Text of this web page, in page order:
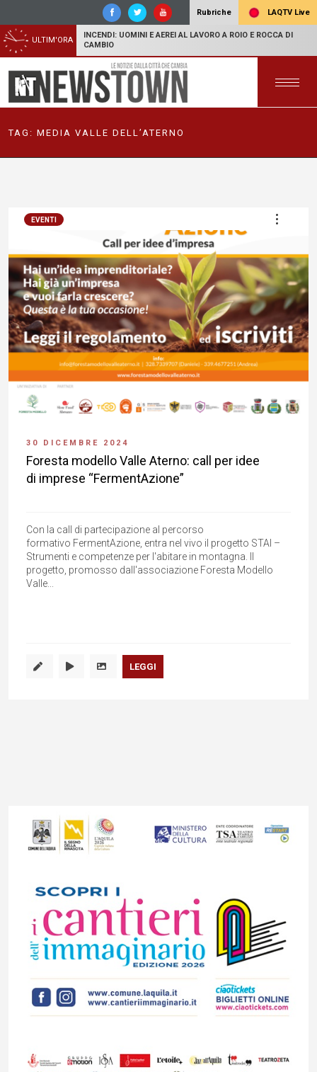
Rubriche LAQTV Live
ULTIM'ORA
INCENDI: UOMINI E AEREI AL LAVORO A ROIO E ROCCA DI
CAMBIO
TAG: MEDIA VALLE DELL’ATERNO
EVENTI
30 DICEMBRE 2024
Foresta modello Valle Aterno: call per idee
di imprese “FermentAzione”
Con la call di partecipazione al percorso
formativo FermentAzione, entra nel vivo il progetto STAI –
Strumenti e competenze per l'abitare in montagna. Il
progetto, promosso dall'associazione Foresta Modello
Valle...
LEGGI